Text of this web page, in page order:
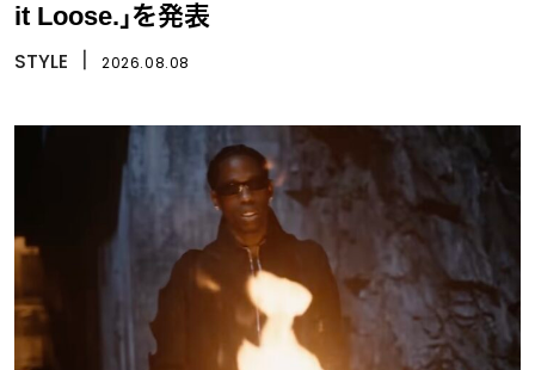
it Loose.」を発表
STYLE 2026.08.08